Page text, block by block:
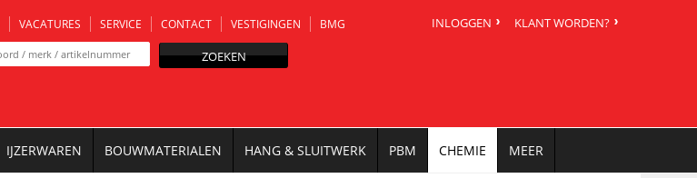
VACATURES SERVICE CONTACT VESTIGINGEN BMG
ZOEKEN
INLOGGEN KLANT WORDEN?
IJZERWAREN BOUWMATERIALEN HANG & SLUITWERK PBM CHEMIE MEER